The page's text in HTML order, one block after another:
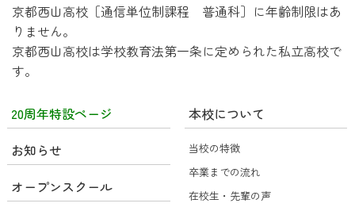
京都西山高校［通信単位制課程 普通科］に年齢制限はあ
りません。
京都西山高校は学校教育法第一条に定められた私立高校で
す。
20周年特設ページ
お知らせ
オープンスクール
本校について
当校の特徴
卒業までの流れ
在校生・先輩の声